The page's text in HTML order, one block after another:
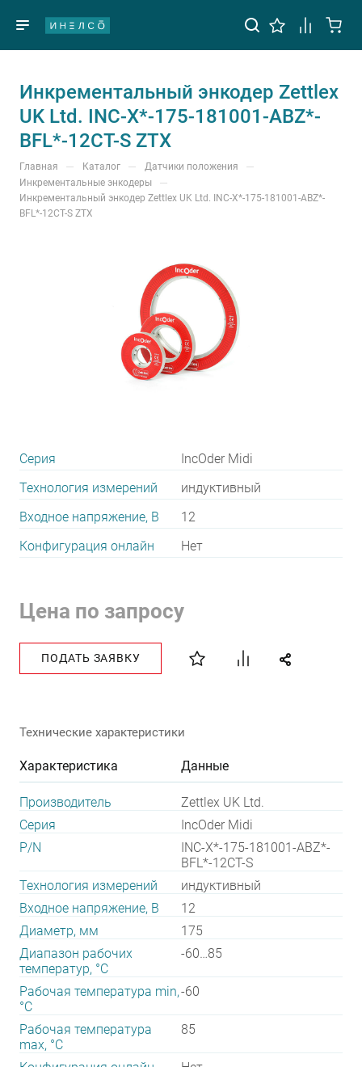
Инкрементальный энкодер Zettlex
UK Ltd. INC-X*-175-181001-ABZ*-
BFL*-12CT-S ZTX
Главная — Каталог — Датчики положения —
Инкрементальные энкодеры —
Инкрементальный энкодер Zettlex UK Ltd. INC-X*-175-181001-ABZ*-
BFL*-12CT-S ZTX
Серия
IncOder Midi
Технология измерений
индуктивный
Входное напряжение, В
12
Конфигурация онлайн
Нет
Цена по запросу
ПОДАТЬ ЗАЯВКУ
Технические характеристики
Характеристика Данные
Производитель
Zettlex UK Ltd.
Серия
IncOder Midi
P/N
INC-X*-175-181001-ABZ*-
BFL*-12CT-S
Технология измерений
индуктивный
Входное напряжение, В
12
Диаметр, мм
175
Диапазон рабочих
температур, °С
-60…85
Рабочая температура min,
°С
-60
Рабочая температура
max, °С
85